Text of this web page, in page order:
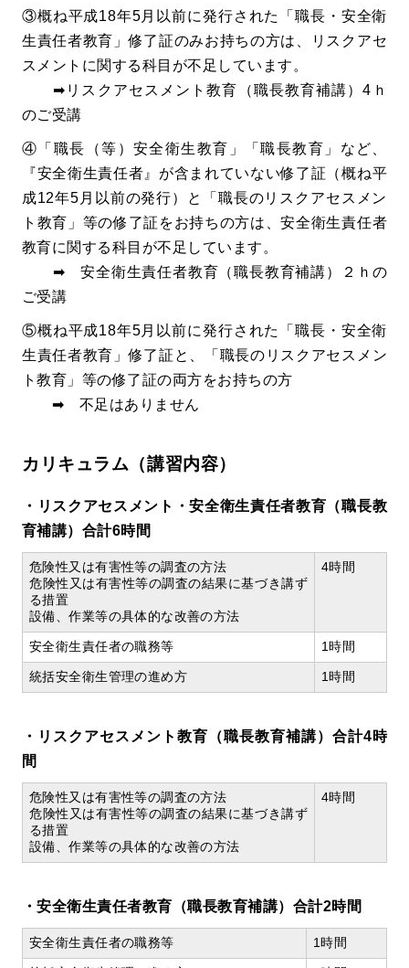
③概ね平成18年5月以前に発行された「職長・安全衛
生責任者教育」修了証のみお持ちの方は、リスクアセ
スメントに関する科目が不足しています。
➡リスクアセスメント教育（職長教育補講）4ｈ
のご受講
④「職長（等）安全衛生教育」「職長教育」など、
『安全衛生責任者』が含まれていない修了証（概ね平
成12年5月以前の発行）と「職長のリスクアセスメン
ト教育」等の修了証をお持ちの方は、安全衛生責任者
教育に関する科目が不足しています。
➡ 安全衛生責任者教育（職長教育補講）２ｈの
ご受講
⑤概ね平成18年5月以前に発行された「職長・安全衛
生責任者教育」修了証と、「職長のリスクアセスメン
ト教育」等の修了証の両方をお持ちの方
➡ 不足はありません
カリキュラム（講習内容）
・リスクアセスメント・安全衛生責任者教育（職長教
育補講）合計6時間
危険性又は有害性等の調査の方法
危険性又は有害性等の調査の結果に基づき講ず
る措置
設備、作業等の具体的な改善の方法
4時間
安全衛生責任者の職務等 1時間
統括安全衛生管理の進め方 1時間
・リスクアセスメント教育（職長教育補講）合計4時
間
危険性又は有害性等の調査の方法
危険性又は有害性等の調査の結果に基づき講ず
る措置
設備、作業等の具体的な改善の方法
4時間
・安全衛生責任者教育（職長教育補講）合計2時間
安全衛生責任者の職務等 1時間